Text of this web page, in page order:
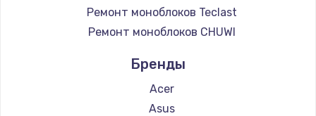
Заказать
Замена тачпада
Ремонт моноблоков Teclast
Ремонт моноблоков CHUWI
Бренды
Acer
Asus